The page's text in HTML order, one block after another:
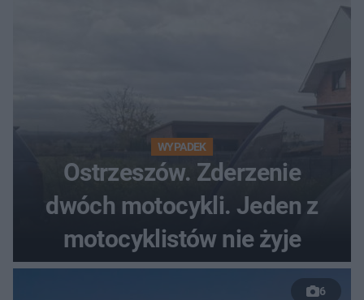
WYPADEK
Ostrzeszów. Zderzenie
dwóch motocykli. Jeden z
motocyklistów nie żyje
6